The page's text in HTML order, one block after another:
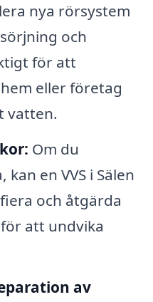
nya rörsystem
och
för att
eller företag
vatten.
Om du
en VVS i Sälen
och åtgärda
att undvika
av